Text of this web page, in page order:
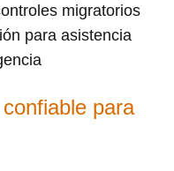
migratorios
para asistencia
para